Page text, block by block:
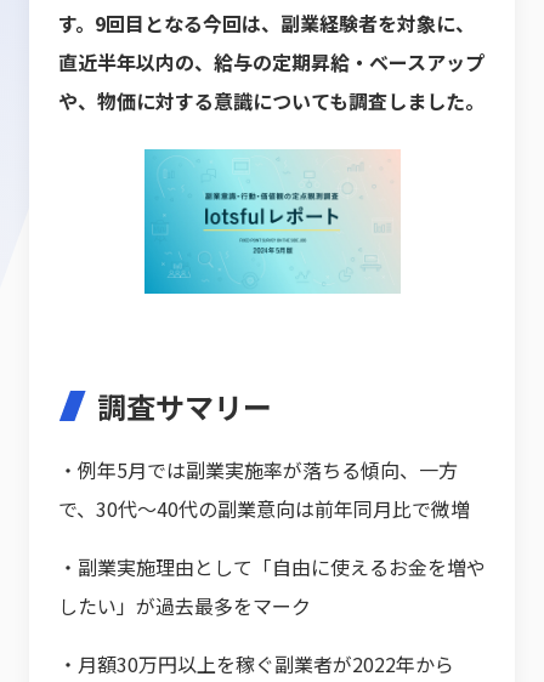
す。9回目となる今回は、副業経験者を対象に、
直近半年以内の、給与の定期昇給・ベースアップ
や、物価に対する意識についても調査しました。
調査サマリー
・例年5月では副業実施率が落ちる傾向、一方
で、30代～40代の副業意向は前年同月比で微増
・副業実施理由として「自由に使えるお金を増や
したい」が過去最多をマーク
・月額30万円以上を稼ぐ副業者が2022年から